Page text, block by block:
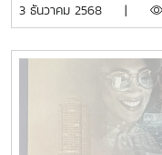
ทางมาเยือนมหาวิทยาลัย
3 ธันวาคม 2568 |